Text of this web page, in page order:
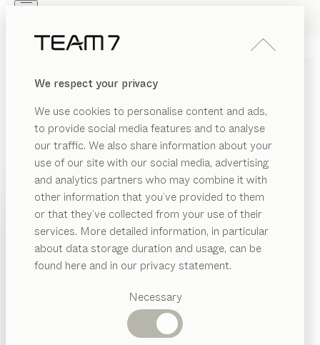
We respect your privacy
We use cookies to personalise content and ads,
to provide social media features and to analyse
our traffic. We also share information about your
use of our site with our social media, advertising
and analytics partners who may combine it with
other information that you’ve provided to them
or that they’ve collected from your use of their
services. More detailed information, in particular
about data storage duration and usage, can be
found here and in our privacy statement.
Necessary
PRODUITS
INSPIRATION
REVENDEUR
Catégories
suggérées
PRODUITS
INSPIRATION
QUI SOMMES-NOUS
REVENDEUR
COMMODEnox
Jacob Strobel
nox est une collection de meubles imposants qui se
distinguent par leur design exclusif et par la finesse
des matériaux. Une élégance discrète que l’on retrouve
également dans les commodes.
TROUVER UN REVENDEUR
ESSENCES DE BOIS
Sauf stipulation contraire, toutes les surfaces en bois
sont traitées à l’huile naturelle.